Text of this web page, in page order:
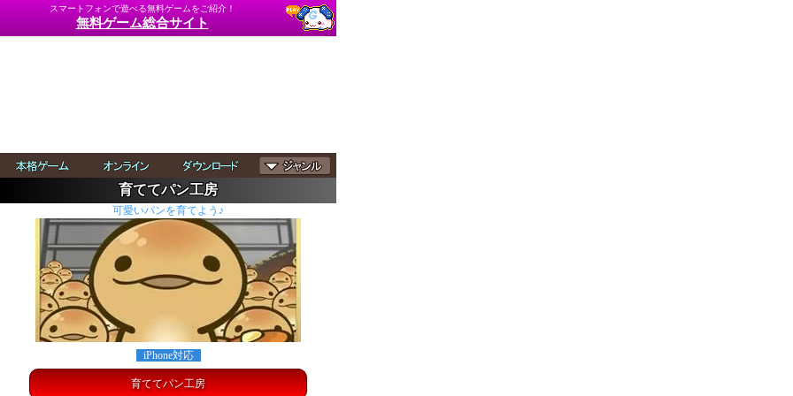
スマートフォンで遊べる無料ゲームをご紹介！
無料ゲーム総合サイト
育ててパン工房
可愛いパンを育てよう♪
iPhone対応
育ててパン工房